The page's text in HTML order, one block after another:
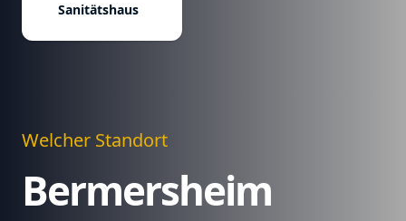
Sanitätshaus
Welcher Standort
Bermersheim